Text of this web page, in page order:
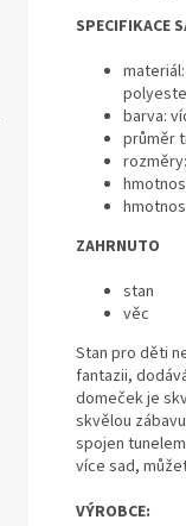
SPECIFIKACE
barva:
průměr
ZAHRNUTO
stan
věc
Stan pro děti
fantazii,
domeček je
skvělou
spojen
více sad,
VÝROBCE: